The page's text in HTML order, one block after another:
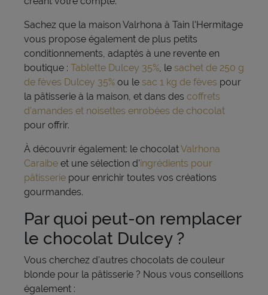
Sachez que la maison Valrhona à Tain l'Hermitage
vous propose également de plus petits
conditionnements, adaptés à une revente en
boutique : Tablette Dulcey 35% , le sachet de 250 g
de fèves Dulcey 35% ou le sac 1 kg de fèves pour
la pâtisserie à la maison, et dans des coffrets
d'amandes et noisettes enrobées de chocolat
pour offrir.
À découvrir également: le chocolatValrhona
Caraibe et une sélection d'ingrédients pour
pâtisserie pour enrichir toutes vos créations
gourmandes.
Par quoi peut-on remplacer
le chocolat Dulcey ?
Vous cherchez d'autres chocolats de couleur
blonde pour la pâtisserie ? Nous vous conseillons
également :